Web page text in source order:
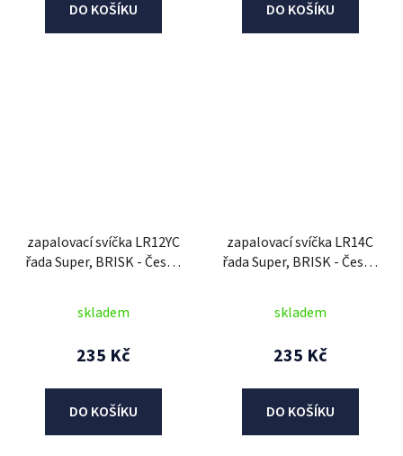
DO KOŠÍKU DO KOŠÍKU
zapalovací svíčka LR12YC
řada Super, BRISK - Česká
skladem
235 Kč
DO KOŠÍKU
zapalovací svíčka LR14C
řada Super, BRISK - Česká
skladem
235 Kč
DO KOŠÍKU